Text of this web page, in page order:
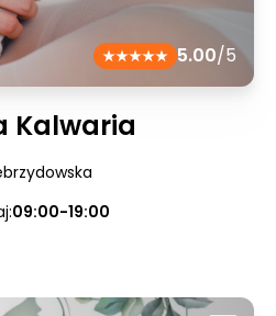
5.00/5
Kalwaria
09:00-19:00